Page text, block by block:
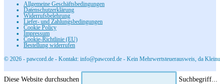
Allgemeine Geschäftsbedingungen
Datenschutzerklärung
Widerrufsbelehrung
Liefer- und Zahlungsbedingungen
Cookie Policy
Impressum
Cookie-Richtlinie (EU)
Bestellung widerrufen
© 2026 - pawcord.de - Kontakt: info@pawcord.de - Kein Mehrwertsteuerausweis, da
Diese Website durchsuchen